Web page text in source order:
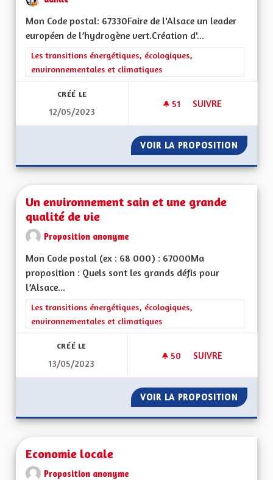
Mon Code postal: 67330Faire de l'Alsace un leader
européen de l’hydrogène vert.Création d'...
Filtrer les résultats de la catégorie : Les transitions
Les transitions énergétiques, écologiques,
environnementales et climatiques
CRÉÉ LE
12/05/2023
51 51 ABONNÉS
SUIVRE
VOIR LA PROPOSITION
Un environnement sain et une grande
qualité de vie
Proposition anonyme
Mon Code postal (ex : 68 000) : 67000Ma
proposition : Quels sont les grands défis pour
l’Alsace...
Filtrer les résultats de la catégorie : Les transitions
Les transitions énergétiques, écologiques,
environnementales et climatiques
CRÉÉ LE
13/05/2023
50 50 ABONNÉS
SUIVRE
VOIR LA PROPOSITION UN
Economie locale
Proposition anonyme